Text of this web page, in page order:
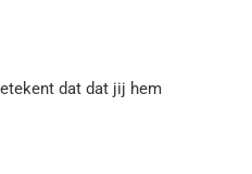
dat dat jij hem